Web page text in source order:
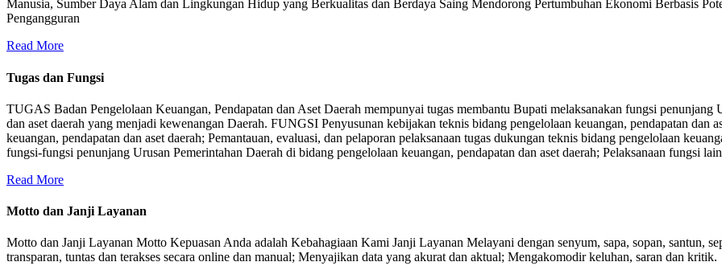
Manusia, Sumber Daya Alam dan Lingkungan Hidup yang Berkualitas dan Berdaya Saing Mendorong Pertumbuhan Ekonomi Berbasis
Pengangguran
Read More
Tugas dan Fungsi
TUGAS Badan Pengelolaan Keuangan, Pendapatan dan Aset Daerah mempunyai tugas membantu Bupati melaksanakan fungsi penunjang
dan aset daerah yang menjadi kewenangan Daerah. FUNGSI Penyusunan kebijakan teknis bidang pengelolaan keuangan, pendapatan dan
keuangan, pendapatan dan aset daerah; Pemantauan, evaluasi, dan pelaporan pelaksanaan tugas dukungan teknis bidang pengelolaan
fungsi-fungsi penunjang Urusan Pemerintahan Daerah di bidang pengelolaan keuangan, pendapatan dan aset daerah; Pelaksanaan fungsi
Read More
Motto dan Janji Layanan
Motto dan Janji Layanan Motto Kepuasan Anda adalah Kebahagiaan Kami Janji Layanan Melayani dengan senyum, sapa, sopan, santun,
transparan, tuntas dan terakses secara online dan manual; Menyajikan data yang akurat dan aktual; Mengakomodir keluhan, saran dan kritik.